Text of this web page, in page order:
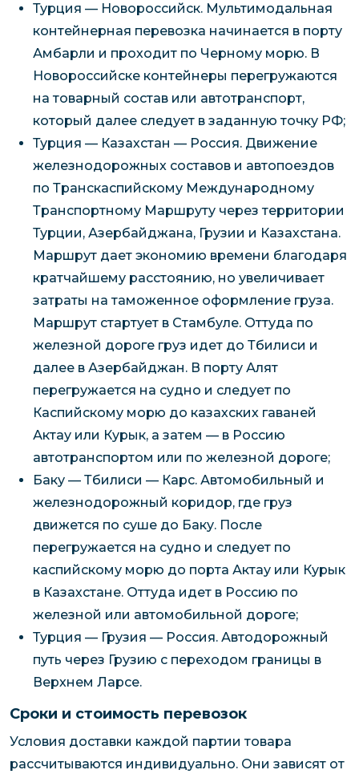
Турция — Новороссийск. Мультимодальная
контейнерная перевозка начинается в порту
Амбарли и проходит по Черному морю. В
Новороссийске контейнеры перегружаются
на товарный состав или автотранспорт,
который далее следует в заданную точку РФ;
Турция — Казахстан — Россия. Движение
железнодорожных составов и автопоездов
по Транскаспийскому Международному
Транспортному Маршруту через территории
Турции, Азербайджана, Грузии и Казахстана.
Маршрут дает экономию времени благодаря
кратчайшему расстоянию, но увеличивает
затраты на таможенное оформление груза.
Маршрут стартует в Стамбуле. Оттуда по
железной дороге груз идет до Тбилиси и
далее в Азербайджан. В порту Алят
перегружается на судно и следует по
Каспийскому морю до казахских гаваней
Актау или Курык, а затем — в Россию
автотранспортом или по железной дороге;
Баку — Тбилиси — Карс. Автомобильный и
железнодорожный коридор, где груз
движется по суше до Баку. После
перегружается на судно и следует по
каспийскому морю до порта Актау или Курык
в Казахстане. Оттуда идет в Россию по
железной или автомобильной дороге;
Турция — Грузия — Россия. Автодорожный
путь через Грузию с переходом границы в
Верхнем Ларсе.
Сроки и стоимость перевозок
Условия доставки каждой партии товара
рассчитываются индивидуально. Они зависят от